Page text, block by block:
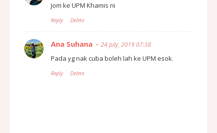
Jom ke UPM Khamis ni
Reply Delete
Ana Suhana 24 July, 2019 07:38
Pada yg nak cuba boleh lah ke UPM esok.
Reply Delete